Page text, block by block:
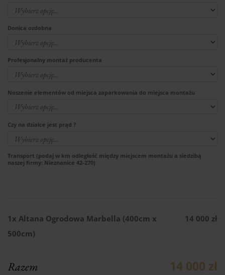
Donica ozdobna
Profesjonalny montaż producenta
Noszenie elementów od miejsca zaparkowania do miejsca montażu
Czy na działce jest prąd ?
Transport (podaj w km odległość między miejscem montażu a siedzibą
naszej firmy: Nieznanice 42-270)
1x Altana Ogrodowa Marbella (400cm x
500cm)
14 000 zł
Razem 14 000 zł